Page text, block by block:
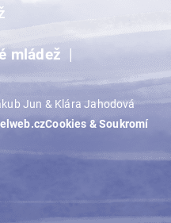
mládež
Jun & Klára Jahodová
Cookies & Soukromí